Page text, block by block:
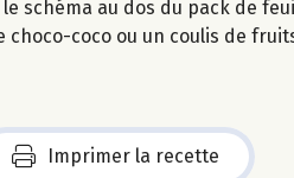
schéma au dos du pack de
choco-coco ou un coulis de
Imprimer la recette